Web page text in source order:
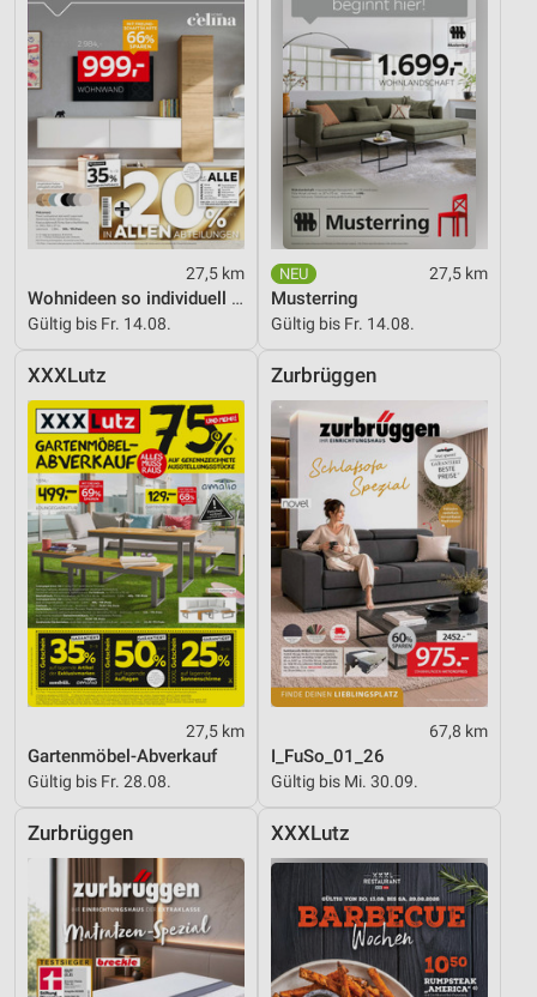
27,5 km
Wohnideen so individuell wie du!
Gültig bis Fr. 14.08.
27,5 km
Musterring
Gültig bis Fr. 14.08.
XXXLutz
27,5 km
Gartenmöbel-Abverkauf
Gültig bis Fr. 28.08.
Zurbrüggen
67,8 km
I_FuSo_01_26
Gültig bis Mi. 30.09.
Zurbrüggen XXXLutz